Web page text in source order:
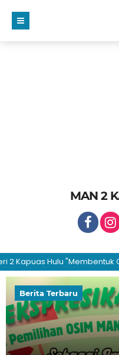
MAN 2
Hulu "Membentuk
Berita Terbaru